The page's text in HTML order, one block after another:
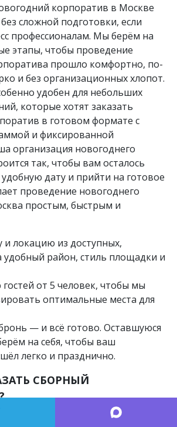
корпоратив в Москве
сложной подготовки, если
профессионалам. Мы берём на
этапы, чтобы проведение
прошло комфортно, по-
и без организационных хлопот.
удобен для небольших
которые хотят заказать
в готовом формате с
и фиксированной
организация новогоднего
так, чтобы вам осталось
дату и прийти на готовое
проведение новогоднего
простым, быстрым и
и локацию из доступных,
удобный район, стиль площадки и
гостей от 5 человек, чтобы мы
оптимальные места для
— и всё готово. Оставшуюся
на себя, чтобы ваш
легко и празднично.
СБОРНЫЙ
полностью сопровождает